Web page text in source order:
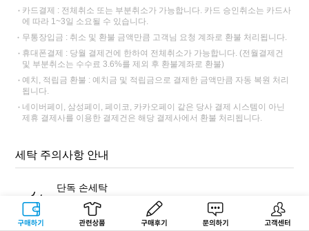
구매하기 관련상품 상품후기 문의하기 고객센터
카드결제 : 전체취소 또는 부분취소가 가능합니다. 카드 승인취소는 카드사
에 따라 1~3일 소요될 수 있습니다.
무통장입금 : 취소 및 환불 금액만큼 고객님 요청 계좌로 환불 처리됩니다.
휴대폰결제 : 당월 결제건에 한하여 전체취소가 가능합니다. (전월결제건
및 부분취소는 수수료 3.6%를 제외 후 환불계좌로 환불)
예치, 적립금 환불 : 예치금 및 적립금으로 결제한 금액만큼 자동 복원 처리
됩니다.
네이버페이, 삼성페이, 페이코, 카카오페이 같은 당사 결제 시스템이 아닌
제휴 결제사를 이용한 결제건은 해당 결제사에서 환불 처리됩니다.
세탁 주의사항 안내
단독 손세탁
반드시 표백 성분이 없는 중성세제를 사용해 단독 손세탁해주세
요. 염색 잔료가 빠져나와 다른 제품에 이염이 될 수 있습니다.